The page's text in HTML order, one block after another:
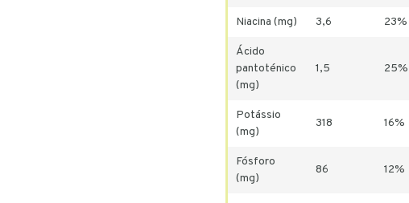
Niacina (mg) 3,6 23%
Ácido
pantoténico
(mg)
1,5 25%
Potássio
(mg)
318 16%
Fósforo
(mg)
86 12%